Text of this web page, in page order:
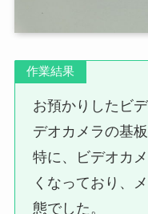
作業結果
お預かりしたビ
デオカメラの基
特に、ビデオカ
くなっており、
態でした。